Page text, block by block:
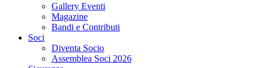
Gallery Eventi
Magazine
Bandi e Contributi
Soci
Diventa Socio
Assemblea Soci 2026